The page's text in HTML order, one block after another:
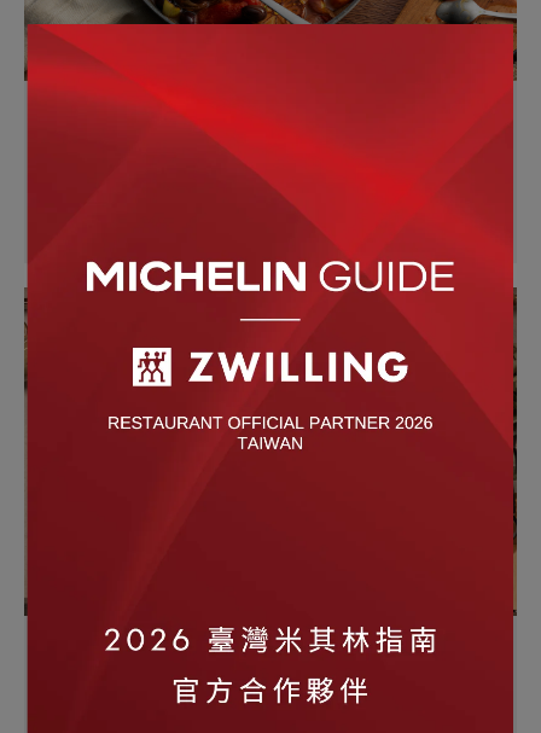
礦物不沾鍋
好用易上手的不沾鍋，是料理新手們的好選擇
陶瓷不沾鍋
陶瓷塗層的不沾鍋系列，讓您有更多鍋具的選擇